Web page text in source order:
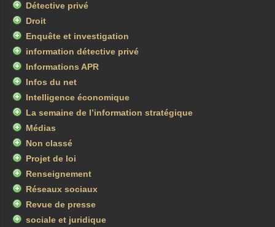
Détective privé
Droit
Enquête et investigation
information détective privé
Informations APR
Infos du net
Intelligence économique
La semaine de l’information stratégique
Médias
Non classé
Projet de loi
Renseignement
Réseaux sociaux
Revue de presse
sociale et juridique